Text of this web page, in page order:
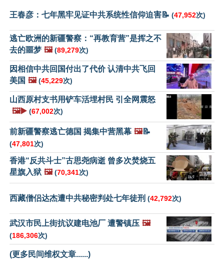
王春彦：七年黑牢见证中共系统性信仰迫害📝 (47,952次)
逃亡欧洲的新疆警察：“再教育营”是挥之不
去的噩梦 🖼️ (89,279次)
因相信中共回国付出了代价 认清中共飞回
美国 🖼️ (45,229次)
山西原村支书用铲车活埋村民 引全网震怒
🖼️▶️ (67,002次)
前新疆警察逃亡德国 揭集中营黑幕 🖼️📝
(47,801次)
香港“反共斗士”古思尧病逝 曾多次焚烧五
星旗入狱 🖼️ (70,341次)
西藏僧侣达杰遭中共秘密判处七年徒刑 (42,792次)
武汉市民上街抗议建电池厂 遭警镇压 🖼️
(186,306次)
(更多民间维权文章......)